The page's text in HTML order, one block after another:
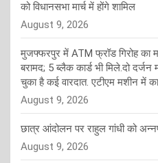
को विधानसभा मार्च में होंगे शामिल
August 9, 2026
मुजफ्फरपुर में ATM फ्रॉड गिरोह का
बरामद; 5 ब्लैक कार्ड भी मिले.दो
चुका है कई वारदात. एटीएम मशीन में
August 9, 2026
छात्र आंदोलन पर राहुल गांधी को
August 9, 2026